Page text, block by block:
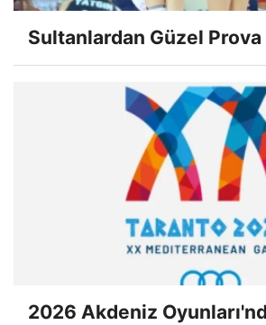
Sultanlardan Güzel Prova
2026 Akdeniz